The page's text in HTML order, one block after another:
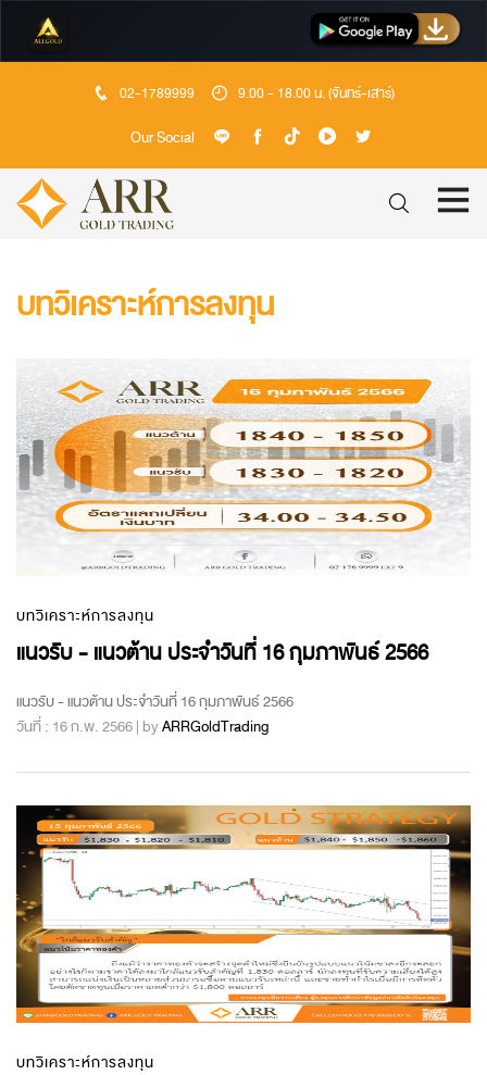
02-1789999 9.00 - 18.00 น. (จันทร์-เสาร์)
Our Social
บทวิเคราะห์การลงทุน
บทวิเคราะห์การลงทุน
แนวรับ - แนวต้าน ประจำวันที่ 16 กุมภาพันธ์ 2566
แนวรับ - แนวต้าน ประจำวันที่ 16 กุมภาพันธ์ 2566
วันที่ : 16 ก.พ. 2566 | byARRGoldTrading
บทวิเคราะห์การลงทุน